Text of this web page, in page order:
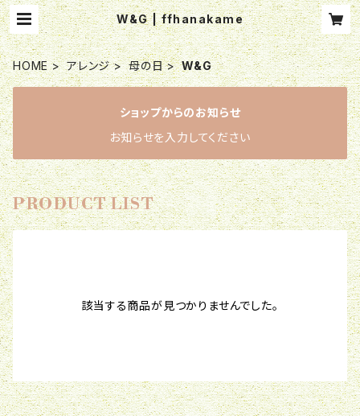
W&G | ffhanakame
HOME アレンジ 母の日 W&G
ショップからのお知らせ
お知らせを入力してください
PRODUCT LIST
該当する商品が見つかりませんでした。